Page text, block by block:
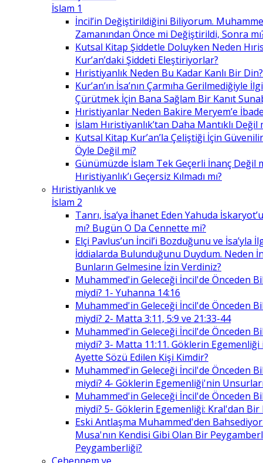
İslam 1
İncil’in Değiştirildiğini Biliyorum.
Zamanından Önce mi Değiştirildi, Sonra
Kutsal Kitap Şiddetle Doluyken Neden
Kur’an’daki Şiddeti Eleştiriyorlar?
Hıristiyanlık Neden Bu Kadar Kanlı Bir Din?
Kur’an’ın İsa’nın Çarmıha Gerilmediğiyle
Çürütmek İçin Bana Sağlam Bir Kanıt
Hıristiyanlar Neden Bakire Meryem’e
İslam Hıristiyanlık’tan Daha Mantıklı Değil
Kutsal Kitap Kur’an’la Çeliştiği İçin
Öyle Değil mi?
Günümüzde İslam Tek Geçerli İnanç Değil
Hıristiyanlık’ı Geçersiz Kılmadı mı?
Hıristiyanlık ve
İslam 2
Tanrı, İsa’ya İhanet Eden Yahuda
mı? Bugün O Da Cennette mi?
Elçi Pavlus’un İncil’i Bozduğunu ve İsa’yla
İddialarda Bulunduğunu Duydum. Neden
Bunların Gelmesine İzin Verdiniz?
Muhammed'in Geleceği İncil'de Önceden
miydi? 1- Yuhanna 14:16
Muhammed'in Geleceği İncil'de Önceden
miydi? 2- Matta 3:11, 5:9 ve 21:33-44
Muhammed'in Geleceği İncil'de Önceden
miydi? 3- Matta 11:11. Göklerin
Ayette Sözü Edilen Kişi Kimdir?
Muhammed'in Geleceği İncil'de Önceden
miydi? 4- Göklerin Egemenliği'nin
Muhammed'in Geleceği İncil'de Önceden
miydi? 5- Göklerin Egemenliği: Kral'dan Bir
Eski Antlaşma Muhammed'den Bahsediyor
Musa'nın Kendisi Gibi Olan Bir
Peygamberliği?